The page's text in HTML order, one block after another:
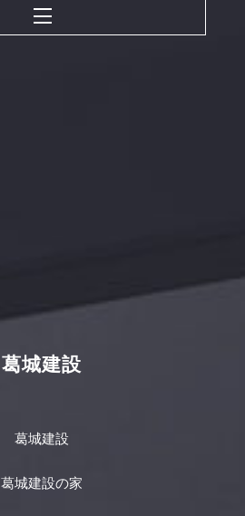
Menu
葛城建設
葛城建設
葛城建設の家